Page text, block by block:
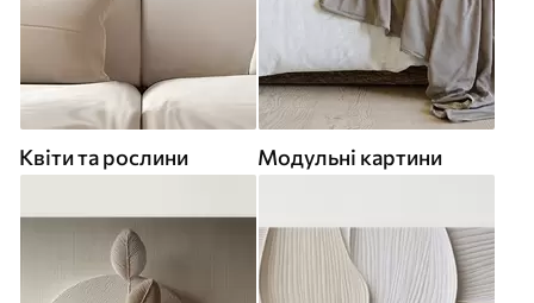
Квіти та рослини Модульні картини